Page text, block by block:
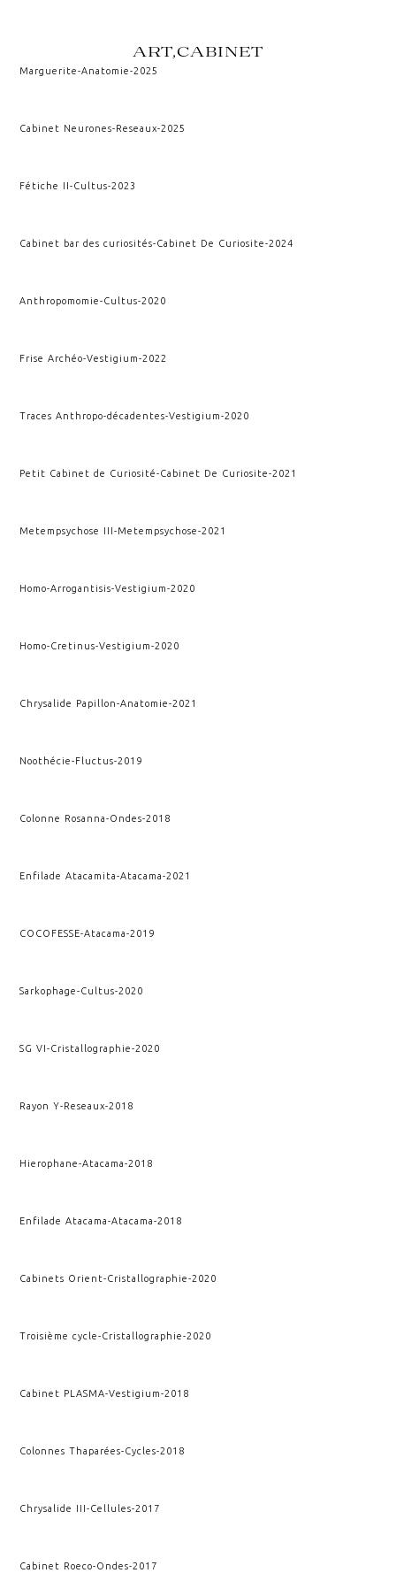
ART,CABINET
Marguerite-Anatomie-2025
Cabinet Neurones-Reseaux-2025
Fétiche II-Cultus-2023
Cabinet bar des curiosités-Cabinet De Curiosite-2024
Anthropomomie-Cultus-2020
Frise Archéo-Vestigium-2022
Traces Anthropo-décadentes-Vestigium-2020
Petit Cabinet de Curiosité-Cabinet De Curiosite-2021
Metempsychose III-Metempsychose-2021
Homo-Arrogantisis-Vestigium-2020
Homo-Cretinus-Vestigium-2020
Chrysalide Papillon-Anatomie-2021
Noothécie- Fluctus-2019
Colonne Rosanna-Ondes-2018
Enfilade Atacamita-Atacama-2021
COCOFESSE-Atacama-2019
Sarkophage-Cultus-2020
SG VI-Cristallographie-2020
Rayon Y-Reseaux-2018
Hierophane-Atacama-2018
Enfilade Atacama-Atacama-2018
Cabinets Orient-Cristallographie-2020
Troisième cycle-Cristallographie-2020
Cabinet PLASMA-Vestigium-2018
Colonnes Thaparées-Cycles-2018
Chrysalide III-Cellules-2017
Cabinet Roeco-Ondes-2017